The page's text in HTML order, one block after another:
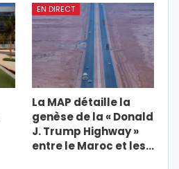
EN DIRECT
La MAP détaille la
genèse de la « Donald
J. Trump Highway »
entre le Maroc et les…